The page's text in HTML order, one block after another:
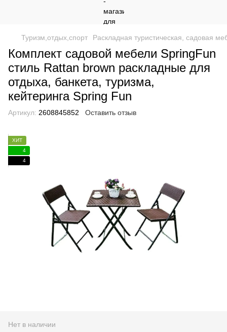
Туризм,отдых,спорт Раскладная туристическая, садовая
Комплект садовой мебели SpringFun
стиль Rattan brown раскладные для
отдыха, банкета, туризма,
кейтеринга Spring Fun
Артикул: 2608845852 Оставить отзыв
ХИТ
4
4
Нет в наличии